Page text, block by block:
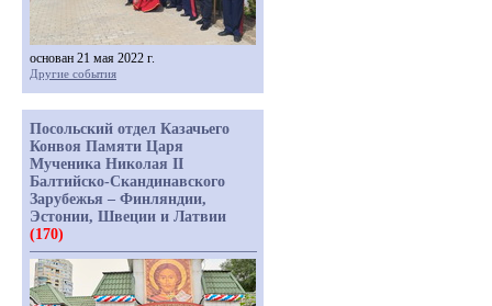
основан 21 мая 2022 г.
Другие события
Посольский отдел Казачьего
Конвоя Памяти Царя
Мученика Николая II
Балтийско-Скандинавского
Зарубежья – Финляндии,
Эстонии, Швеции и Латвии
(170)